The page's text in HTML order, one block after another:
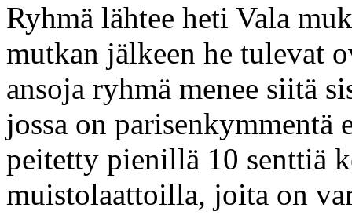
Ryhmä lähtee heti Vala
mutkan jälkeen he tulevat
ansoja ryhmä menee siitä
jossa on parisenkymmentä
peitetty pienillä 10 senttiä
muistolaattoilla, joita on